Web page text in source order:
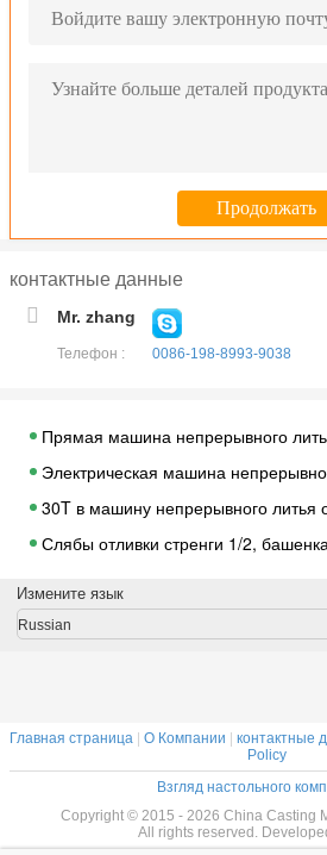
контактные данные
Mr. zhang
Телефон : 0086-198-8993-9038
Прямая машина непрерывного
Электрическая машина
30T в машину непрерывного литья
Слябы отливки стренги 1/2,
R6M, 3 стренги, CCM для стального
Адвокатура машины
отливная машина сляба
Измените язык
Russian
Главная страница | О Компании | контактные
Policy
Взгляд настольного
Copyright © 2015 - 2026 China Casting
All rights reserved.